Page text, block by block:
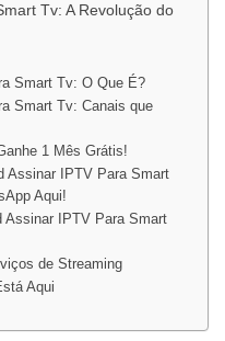
Tv: A Revolução do
Smart Tv: O Que É?
Smart Tv: Canais que
1 Mês Grátis!
Assinar IPTV Para Smart
Aqui!
Assinar IPTV Para Smart
de Streaming
Aqui